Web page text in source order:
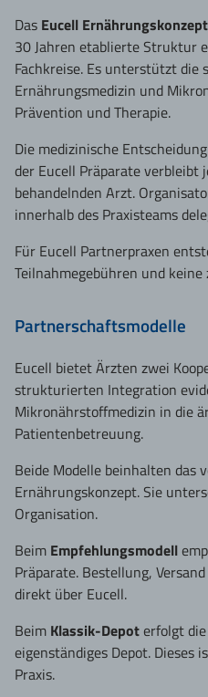
Das Eucell Ernährungskonzept
30 Jahren etablierte Struktur
Fachkreise. Es unterstützt
Ernährungsmedizin und
Prävention und Therapie.
Die medizinische
der Eucell Präparate verbleibt
behandelnden Arzt.
innerhalb des Praxisteams
Für Eucell Partnerpraxen
Teilnahmegebühren und
Partnerschaftsmodelle
Eucell bietet Ärzten zwei
strukturierten Integration
Mikronährstoffmedizin in die
Patientenbetreuung.
Beide Modelle beinhalten das
Ernährungskonzept. Sie
Organisation.
Beim Empfehlungsmodell
Präparate. Bestellung,
direkt über Eucell.
Beim Klassik-Depoterfolgt
eigenständiges Depot. Dieses
Praxis.